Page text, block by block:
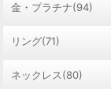
金・プラチナ(94)
リング(71)
ネックレス(80)